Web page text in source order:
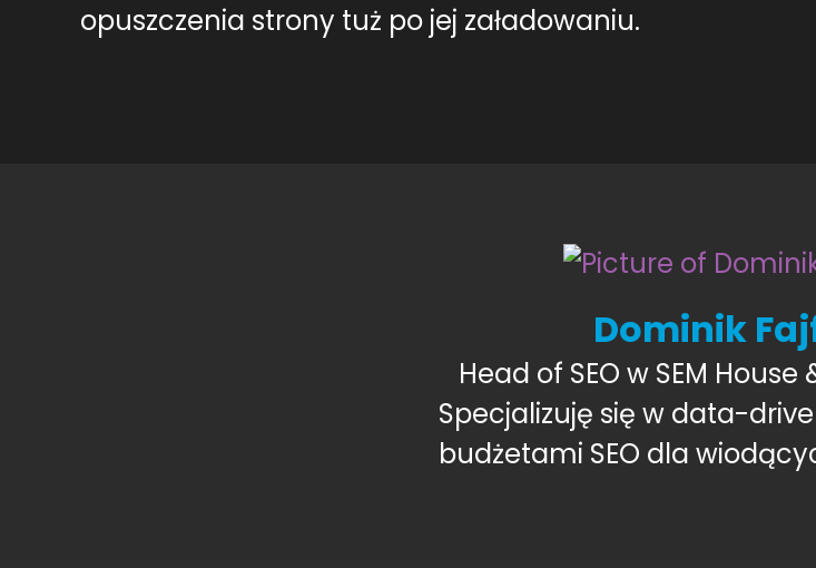
opuszczenia strony tuż po jej załadowaniu.
Dominik
Head of SEO w SEM House
Specjalizuję się w data-
budżetami SEO dla